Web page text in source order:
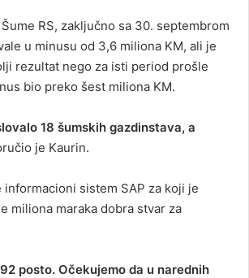
RS, zaključno sa 30. septembrom
u minusu od 3,6 miliona KM, ali je
rezultat nego za isti period prošle
bio preko šest miliona KM.
18 šumskih gazdinstava, a
je Kaurin.
informacioni sistem SAP za koji je
miliona maraka dobra stvar za
posto. Očekujemo da u narednih